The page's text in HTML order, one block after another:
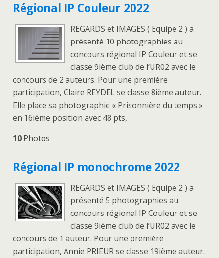
Régional IP Couleur 2022
REGARDS et IMAGES ( Equipe 2 ) a
présenté 10 photographies au
concours régional IP Couleur et se
classe 9ième club de l’UR02 avec le
concours de 2 auteurs. Pour une première
participation, Claire REYDEL se classe 8ième auteur.
Elle place sa photographie « Prisonnière du temps »
en 16ième position avec 48 pts,
10 Photos
Régional IP monochrome 2022
REGARDS et IMAGES ( Equipe 2 ) a
présenté 5 photographies au
concours régional IP Couleur et se
classe 9ième club de l’UR02 avec le
concours de 1 auteur. Pour une première
participation, Annie PRIEUR se classe 19ième auteur.